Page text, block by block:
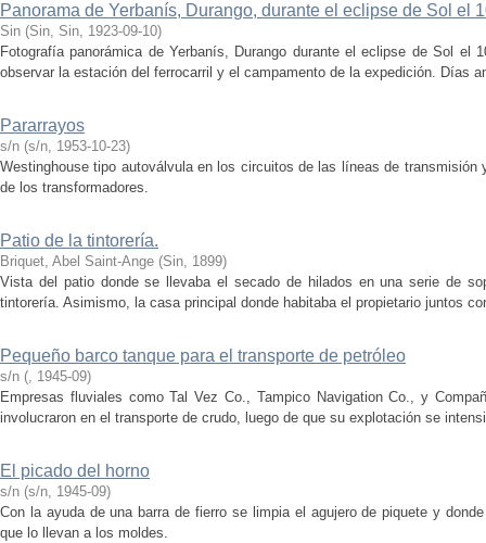
Panorama de Yerbanís, Durango, durante el eclipse de Sol el
Sin (Sin, Sin, 1923-09-10)
Fotografía panorámica de Yerbanís, Durango durante el eclipse de Sol el
observar la estación del ferrocarril y el campamento de la expedición. Días
Pararrayos
s/n (s/n, 1953-10-23)
Westinghouse tipo autoválvula en los circuitos de las líneas de transmisión
de los transformadores.
Patio de la tintorería.
Briquet, Abel Saint-Ange (Sin, 1899)
Vista del patio donde se llevaba el secado de hilados en una serie de
tintorería. Asimismo, la casa principal donde habitaba el propietario juntos
Pequeño barco tanque para el transporte de petróleo
s/n (, 1945-09)
Empresas fluviales como Tal Vez Co., Tampico Navigation Co., y
involucraron en el transporte de crudo, luego de que su explotación se
El picado del horno
s/n (s/n, 1945-09)
Con la ayuda de una barra de fierro se limpia el agujero de piquete y
que lo llevan a los moldes.